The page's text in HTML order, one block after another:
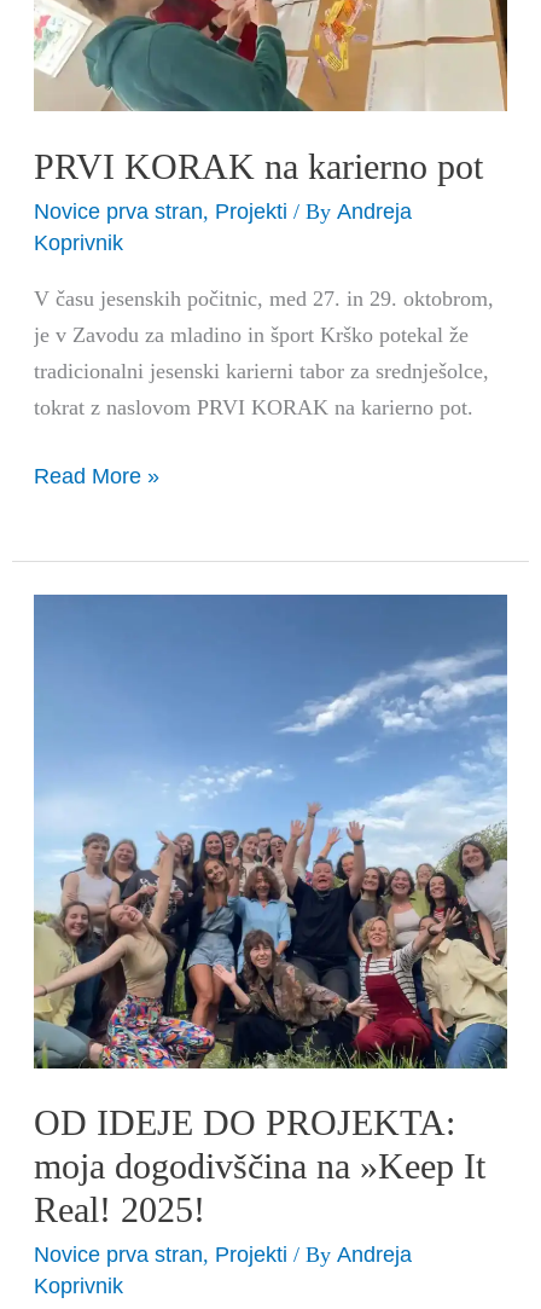
PRVI KORAK na karierno pot
Novice prva stran, Projekti / ByAndreja
Koprivnik
V času jesenskih počitnic, med 27. in 29. oktobrom,
je v Zavodu za mladino in šport Krško potekal že
tradicionalni jesenski karierni tabor za srednješolce,
tokrat z naslovom PRVI KORAK na karierno pot.
Read More »
OD IDEJE DO PROJEKTA:
moja dogodivščina na »Keep It
Real! 2025!
Novice prva stran, Projekti / ByAndreja
Koprivnik
dogodivščina
»Keep
Real!
2025!